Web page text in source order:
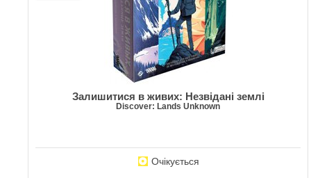
Залишитися в живих: Незвідані землі
Discover: Lands Unknown
Очікується